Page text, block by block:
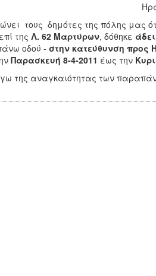
τους δημότες της πόλης μας
της Λ. 62 Μαρτύρων, δόθηκε
οδού - στην κατεύθυνση προς
Παρασκευή 8-4-2011 έως την
της αναγκαιότητας των